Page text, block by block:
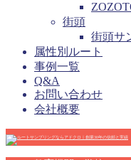
街頭
街頭サ
属性別ルート
事例一覧
Q&A
お問い合わせ
会社概要